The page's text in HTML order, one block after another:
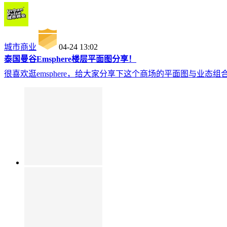
城市商业
04-24 13:02
泰国曼谷Emsphere楼层平面图分享！
很喜欢逛emsphere，给大家分享下这个商场的平面图与业态组